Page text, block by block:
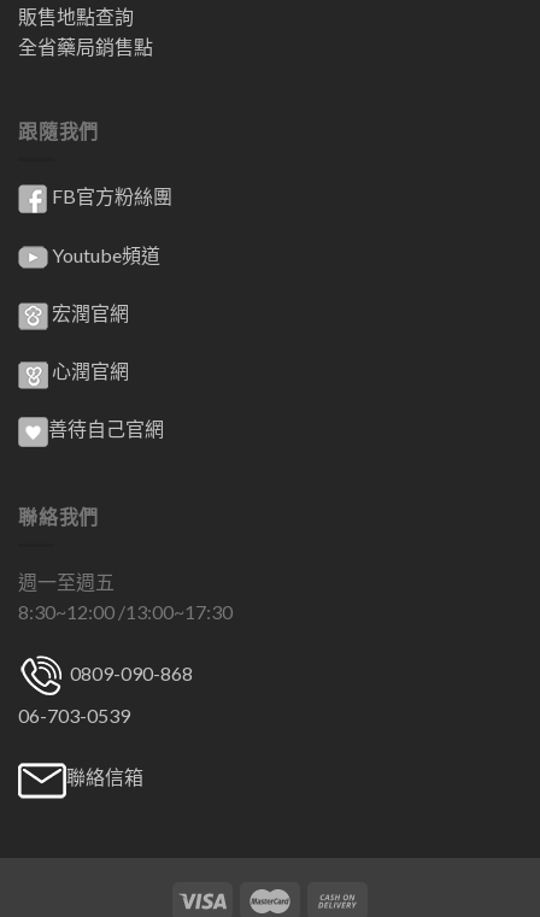
販售地點查詢
全省藥局銷售點
跟隨我們
FB官方粉絲團
Youtube頻道
宏潤官網
心潤官網
善待自己官網
聯絡我們
週一至週五
8:30~12:00 /13:00~17:30
0809-090-868
06-703-0539
聯絡信箱